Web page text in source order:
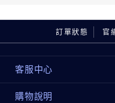
• 光學柔焦效果，讓毛
• 全天長效控油抗汗，
• 平滑細緻的霧面柔膚妝
Taurate Copolymer,
Sorbitan Oleate,
請注意以上成分可能會
品成分，了解最新的成
訂單狀態 官
客服中心
購物說明